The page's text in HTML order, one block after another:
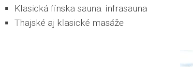
Klasická fínska sauna. infrasauna
Thajské aj klasické masáže